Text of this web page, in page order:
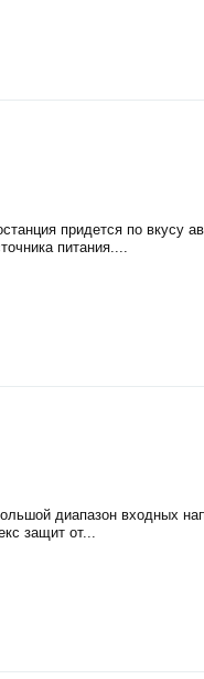
придется по вкусу
питания....
диапазон входных
защит от...